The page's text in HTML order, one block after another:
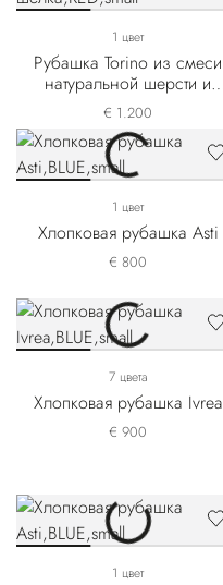
1 цвет
Рубашка Torino из смеси
натуральной шерсти и
шелка
€ 1.200
1 цвет
Хлопковая рубашка Asti
€ 800
7 цвета
Хлопковая рубашка Ivrea
€ 900
1 цвет